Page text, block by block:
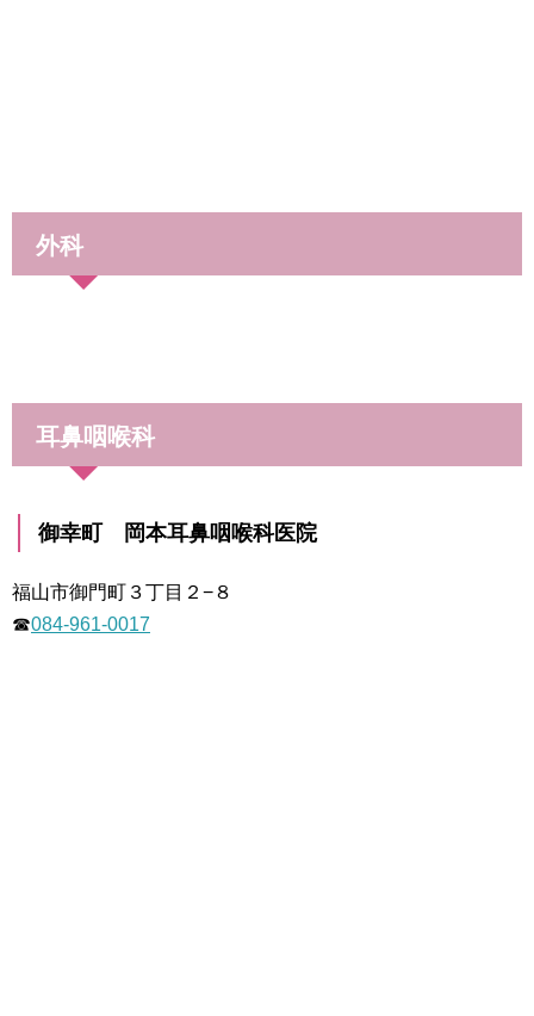
外科
耳鼻咽喉科
御幸町 岡本耳鼻咽喉科医院
福山市御門町３丁目２−８
☎084-961-0017